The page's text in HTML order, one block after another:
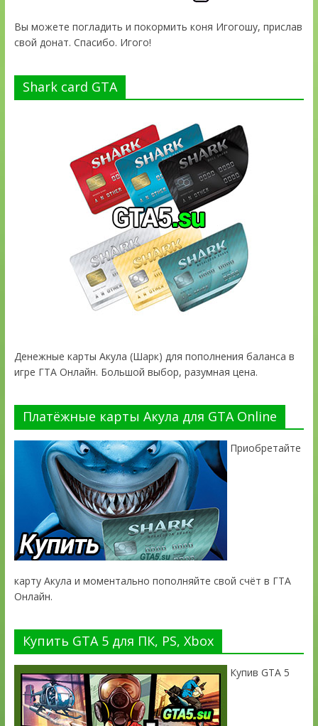
Вы можете погладить и покормить коня Игогошу, прислав
свой донат. Спасибо. Игого!
Shark card GTA
Денежные карты Акула (Шарк) для пополнения баланса в
игре ГТА Онлайн. Большой выбор, разумная цена.
Платёжные карты Акула для GTA Online
Приобретайте
карту Акула и моментально пополняйте свой счёт в ГТА
Онлайн.
Купить GTA 5 для ПК, PS, Xbox
Купив GTA 5